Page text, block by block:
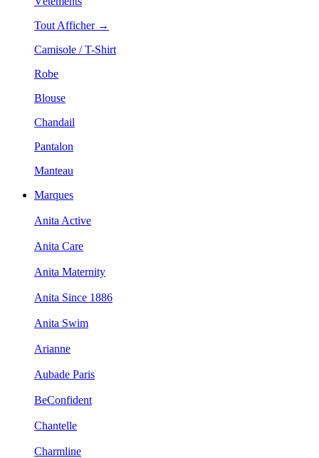
Tout Afficher →
Camisole / T-Shirt
Robe
Blouse
Chandail
Pantalon
Manteau
Marques
Anita Active
Anita Care
Anita Maternity
Anita Since 1886
Anita Swim
Arianne
Aubade Paris
BeConfident
Chantelle
Charmline